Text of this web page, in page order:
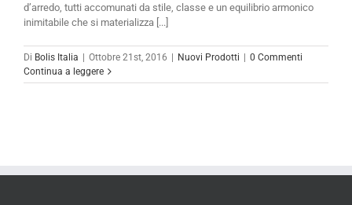
d’arredo, tutti accomunati da stile, classe e un equilibrio armonico
inimitabile che si materializza [...]
Di Bolis Italia | Ottobre 21st, 2016 | Nuovi Prodotti | 0 Commenti
Continua a leggere